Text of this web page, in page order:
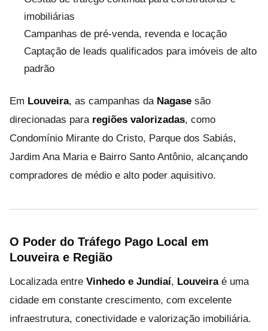
imobiliárias
Campanhas de pré-venda, revenda e locação
Captação de leads qualificados para imóveis de alto
padrão
Em Louveira, as campanhas da Nagase são
direcionadas para regiões valorizadas, como
Condomínio Mirante do Cristo, Parque dos Sabiás,
Jardim Ana Maria e Bairro Santo Antônio, alcançando
compradores de médio e alto poder aquisitivo.
O Poder do Tráfego Pago Local em
Louveira e Região
Localizada entre Vinhedo e Jundiaí, Louveiraé uma
cidade em constante crescimento, com excelente
infraestrutura, conectividade e valorização imobiliária.